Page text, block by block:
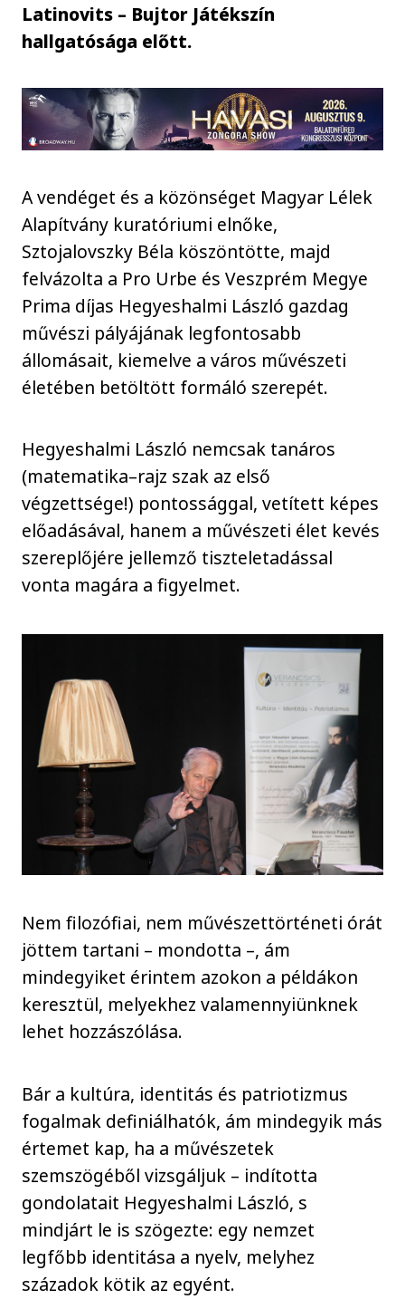
Latinovits – Bujtor Játékszín
hallgatósága előtt.
A vendéget és a közönséget Magyar Lélek
Alapítvány kuratóriumi elnőke,
Sztojalovszky Béla köszöntötte, majd
felvázolta a Pro Urbe és Veszprém Megye
Prima díjas Hegyeshalmi László gazdag
művészi pályájának legfontosabb
állomásait, kiemelve a város művészeti
életében betöltött formáló szerepét.
Hegyeshalmi László nemcsak tanáros
(matematika–rajz szak az első
végzettsége!) pontossággal, vetített képes
előadásával, hanem a művészeti élet kevés
szereplőjére jellemző tiszteletadással
vonta magára a figyelmet.
Nem filozófiai, nem művészettörténeti órát
jöttem tartani – mondotta –, ám
mindegyiket érintem azokon a példákon
keresztül, melyekhez valamennyiünknek
lehet hozzászólása.
Bár a kultúra, identitás és patriotizmus
fogalmak definiálhatók, ám mindegyik más
értemet kap, ha a művészetek
szemszögéből vizsgáljuk – indította
gondolatait Hegyeshalmi László, s
mindjárt le is szögezte: egy nemzet
legfőbb identitása a nyelv, melyhez
századok kötik az egyént.